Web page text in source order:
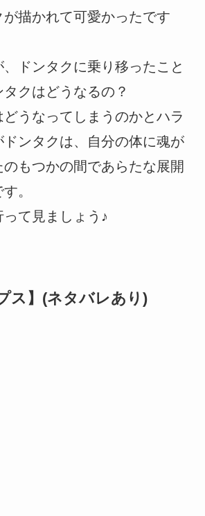
が描かれて可愛かったです
ドンタクに乗り移ったこと
クはどうなるの？
どうなってしまうのかとハラ
ンタクは、自分の体に魂が
もつかの間であらたな展開
。
て見ましょう♪
ス】(ネタバレあり)